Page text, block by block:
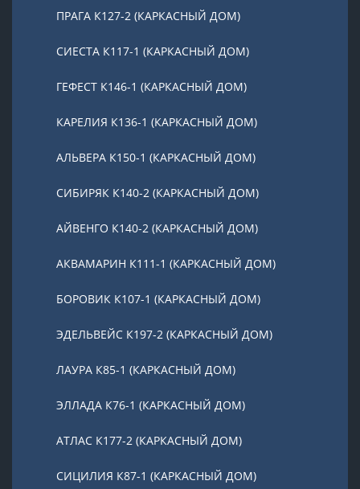
ПРАГА К127-2 (КАРКАСНЫЙ ДОМ)
СИЕСТА К117-1 (КАРКАСНЫЙ ДОМ)
ГЕФЕСТ К146-1 (КАРКАСНЫЙ ДОМ)
КАРЕЛИЯ К136-1 (КАРКАСНЫЙ ДОМ)
АЛЬВЕРА К150-1 (КАРКАСНЫЙ ДОМ)
СИБИРЯК К140-2 (КАРКАСНЫЙ ДОМ)
АЙВЕНГО К140-2 (КАРКАСНЫЙ ДОМ)
АКВАМАРИН К111-1 (КАРКАСНЫЙ ДОМ)
БОРОВИК К107-1 (КАРКАСНЫЙ ДОМ)
ЭДЕЛЬВЕЙС К197-2 (КАРКАСНЫЙ ДОМ)
ЛАУРА К85-1 (КАРКАСНЫЙ ДОМ)
ЭЛЛАДА К76-1 (КАРКАСНЫЙ ДОМ)
АТЛАС К177-2 (КАРКАСНЫЙ ДОМ)
СИЦИЛИЯ К87-1 (КАРКАСНЫЙ ДОМ)